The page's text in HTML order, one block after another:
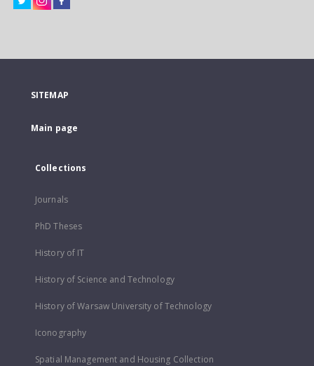
SITEMAP
Main page
Collections
Journals
PhD Theses
History of IT
History of Science and Technology
History of Warsaw University of Technology
Iconography
Spatial Management and Housing Collection